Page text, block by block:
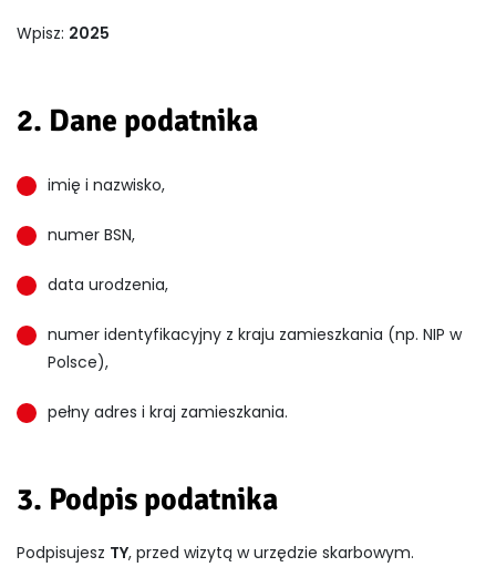
Wpisz: 2025
2. Dane podatnika
imię i nazwisko,
numer BSN,
data urodzenia,
numer identyfikacyjny z kraju zamieszkania (np. NIP w
Polsce),
pełny adres i kraj zamieszkania.
3. Podpis podatnika
Podpisujesz TY, przed wizytą w urzędzie skarbowym.